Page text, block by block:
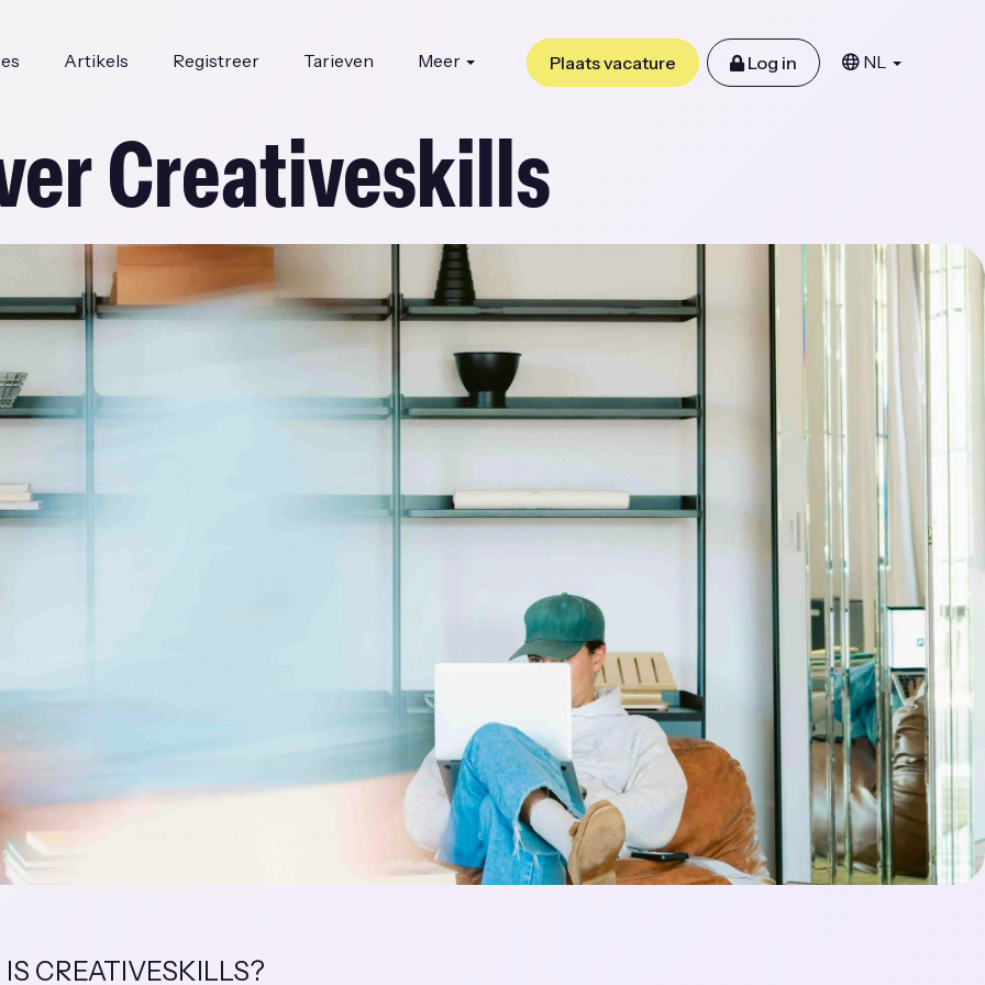
Artikels Registreer Tarieven Meer Plaats vacature Log in NL
Creativeskills
CREATIVESKILLS?